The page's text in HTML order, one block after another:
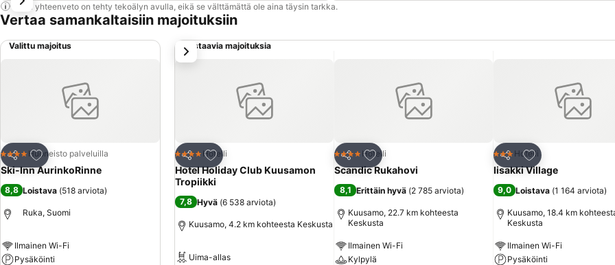
Tämä yhteenveto on tehty tekoälyn avulla, eikä se välttämättä ole aina täysin tarkka.
Vertaa samankaltaisiin majoituksiin
Valittu majoitus
Jaa
Lisää suosikkeihin
4 TähtiluokitusHuoneisto palveluilla
Ski-Inn AurinkoRinne
8,8 Loistava (518 arviota)
Ruka, Suomi
Ilmainen Wi-Fi
Pysäköinti
Vastaavia majoituksia
Jaa
Lisää suosikkeihin
4 Tähtiluokitus
Hotelli
Hotel Holiday Club Kuusamon
Tropiikki
7,8 Hyvä (6 538 arviota)
Kuusamo, 4.2 km kohteesta Keskusta
Uima-allas
Jaa
Lisää suosikkeihin
4 Tähtiluokitus
Hotelli
Scandic Rukahovi
8,1 Erittäin hyvä (2 785 arviota)
Kuusamo, 22.7 km kohteesta
Keskusta
Ilmainen Wi-Fi
Kylpylä
Jaa
Lisää suosikkeihin
3 Tähtiluokitus
Hotelli
Iisakki Village
9,0 Loistava (1 164 arviota)
Kuusamo, 18.4 km
Keskusta
Ilmainen Wi-Fi
Pysäköinti
seuraava